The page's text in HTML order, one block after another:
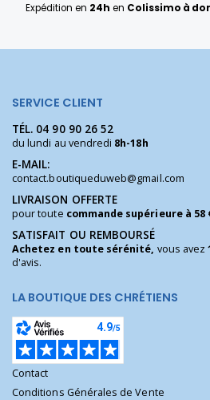
Expédition en 24h en Colissimo à
SERVICE CLIENT
TÉL. 04 90 90 26 52
du lundi au vendredi 8h-18h
E-MAIL:
contact.boutiqueduweb@gmail.com
LIVRAISON OFFERTE
pour toute commande supérieure à 58
SATISFAIT OU REMBOURSÉ
Achetez en toute sérénité, vous avez
d'avis.
LA BOUTIQUE DES CHRÉTIENS
Contact
Conditions Générales de Vente